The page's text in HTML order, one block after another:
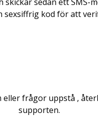
sexsiffrig kod för att
eller frågor uppstå ,
supporten.